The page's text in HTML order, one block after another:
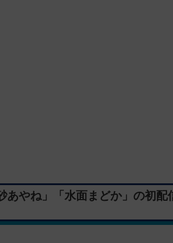
あやね」「水面まどか」の初配